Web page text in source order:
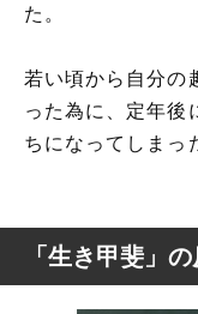
た。
若い頃から自分の
った為に、定年後
ちになってしまっ
「生き甲斐」